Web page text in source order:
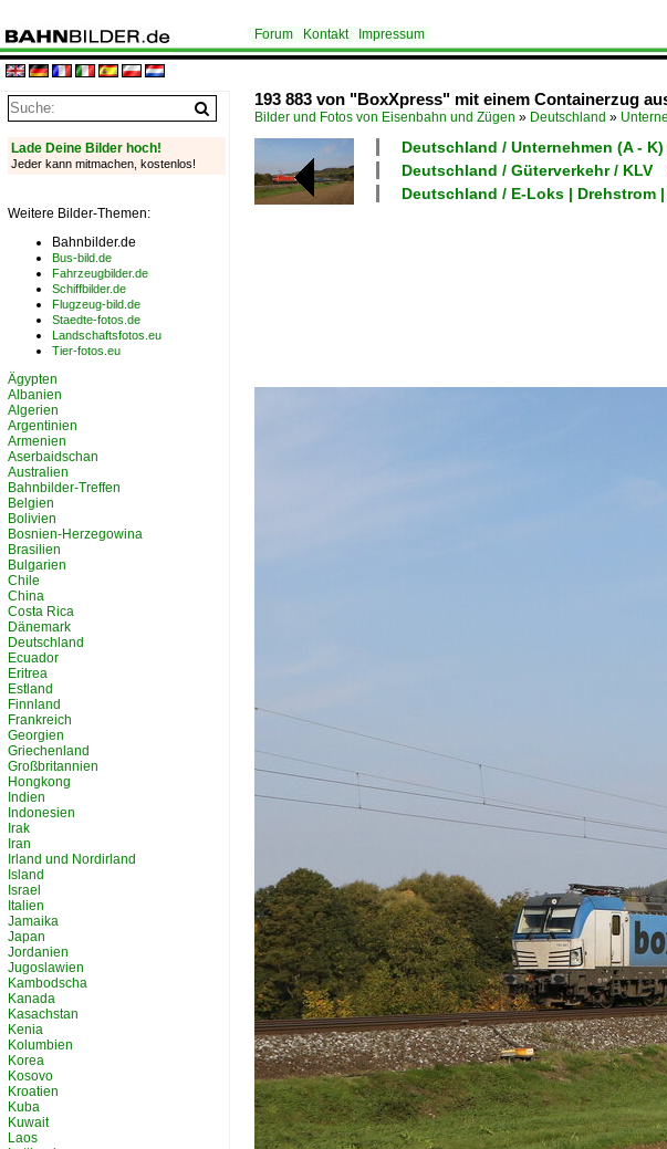
Forum Kontakt Impressum
193 883 von "BoxXpress" mit einem Containerzug
Bilder und Fotos von Eisenbahn und Zügen » Deutschland »
Deutschland / Unternehmen (A -
Deutschland / Güterverkehr / KLV
Deutschland / E-Loks | Drehstrom
Lade Deine Bilder hoch!
Jeder kann mitmachen, kostenlos!
Weitere Bilder-Themen:
Bahnbilder.de
Bus-bild.de
Fahrzeugbilder.de
Schiffbilder.de
Flugzeug-bild.de
Staedte-fotos.de
Landschaftsfotos.eu
Tier-fotos.eu
Ägypten
Albanien
Algerien
Argentinien
Armenien
Aserbaidschan
Australien
Bahnbilder-Treffen
Belgien
Bolivien
Bosnien-Herzegowina
Brasilien
Bulgarien
Chile
China
Costa Rica
Dänemark
Deutschland
Ecuador
Eritrea
Estland
Finnland
Frankreich
Georgien
Griechenland
Großbritannien
Hongkong
Indien
Indonesien
Irak
Iran
Irland und Nordirland
Island
Israel
Italien
Jamaika
Japan
Jordanien
Jugoslawien
Kambodscha
Kanada
Kasachstan
Kenia
Kolumbien
Korea
Kosovo
Kroatien
Kuba
Kuwait
Laos